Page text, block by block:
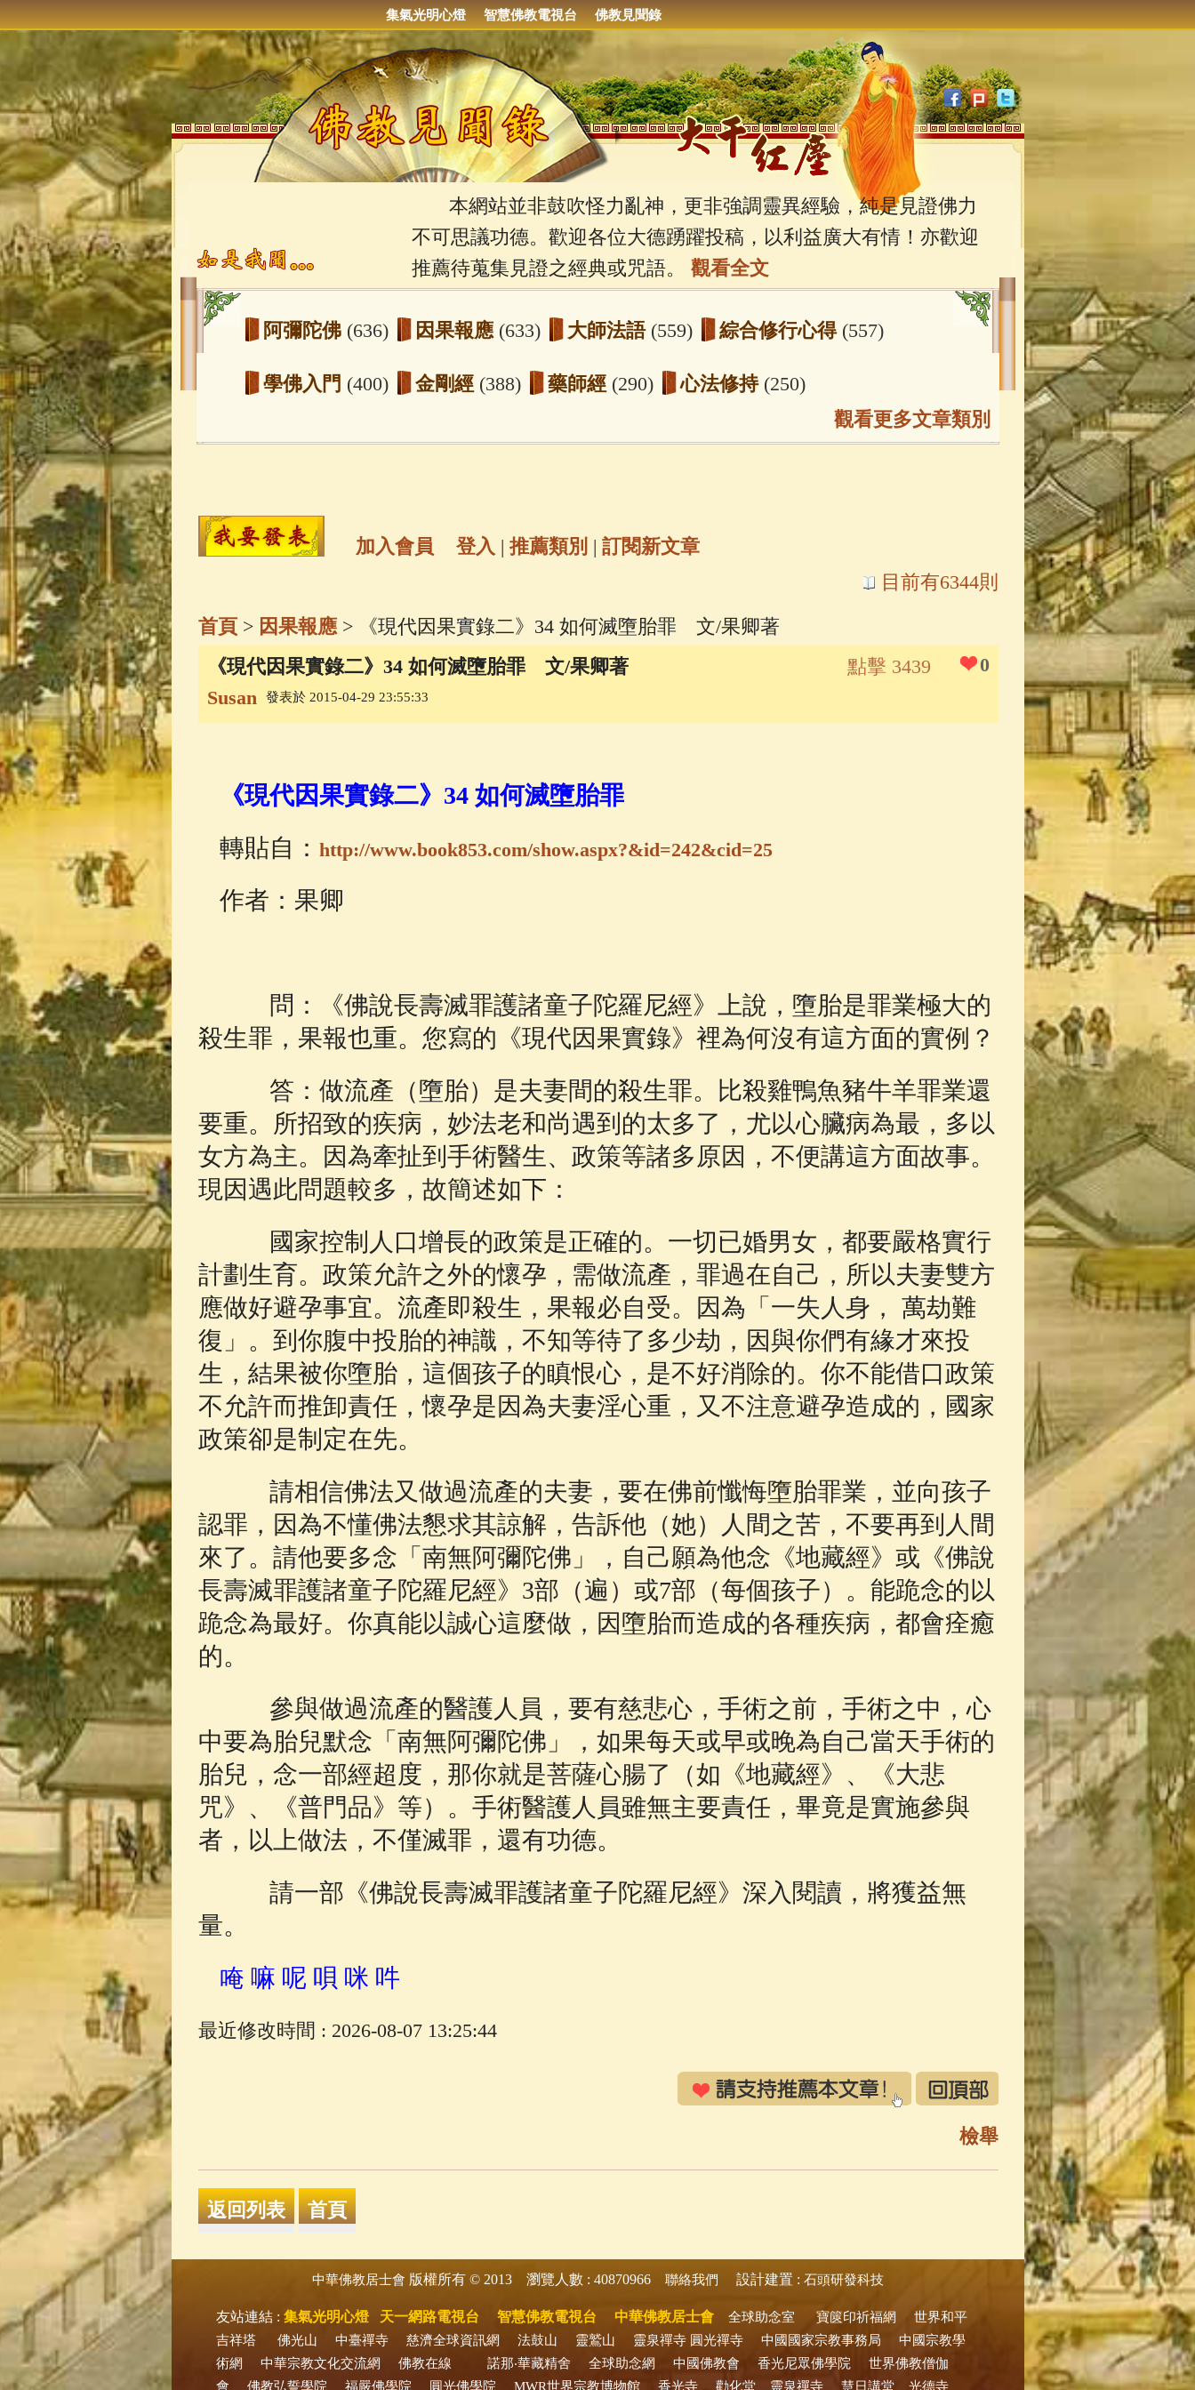
集氣光明心燈 智慧佛教電視台 佛教見聞錄
本網站並非鼓吹怪力亂神，更非強調靈異經驗，純是見證佛力
不可思議功德。歡迎各位大德踴躍投稿，以利益廣大有情！亦歡迎
推薦待蒐集見證之經典或咒語。 觀看全文
阿彌陀佛 (636) 因果報應 (633) 大師法語 (559) 綜合修行心得 (557)
學佛入門 (400) 金剛經 (388) 藥師經 (290) 心法修持 (250)
玉曆寶鈔(236) 地藏經(225) 臨終助念(190) 文殊菩薩(165)
高僧故事 (141) 放生護生 (133) 戒除邪淫(129)
一切如來心秘密全身舍利寶篋印陀羅尼經(81) 六字大明咒(81) 大悲咒(72)
釋迦牟尼佛傳(69)
佛典故事(37) 佛說療痔(腫瘤)病經(27)
觀看更多文章類別
加入會員 登入 | 推薦類別 | 訂閱新文章
目前有6344則
首頁> 因果報應> 《現代因果實錄二》34 如何滅墮胎罪 文/果卿著
《現代因果實錄二》34 如何滅墮胎罪 文/果卿著
0
點擊 3439
Susan
發表於 2015-04-29 23:55:33
《現代因果實錄二》34 如何滅墮胎罪
轉貼自： http://www.book853.com/show.aspx?&id=242&cid=25
作者：果卿
問：《佛說長壽滅罪護諸童子陀羅尼經》上說，墮胎是罪業極大的
殺生罪，果報也重。您寫的《現代因果實錄》裡為何沒有這方面的實例？
答：做流產（墮胎）是夫妻間的殺生罪。比殺雞鴨魚豬牛羊罪業還
要重。所招致的疾病，妙法老和尚遇到的太多了，尤以心臟病為最，多以
女方為主。因為牽扯到手術醫生、政策等諸多原因，不便講這方面故事。
現因遇此問題較多，故簡述如下：
國家控制人口增長的政策是正確的。一切已婚男女，都要嚴格實行
計劃生育。政策允許之外的懷孕，需做流產，罪過在自己，所以夫妻雙方
應做好避孕事宜。流產即殺生，果報必自受。因為「一失人身， 萬劫難
復」。到你腹中投胎的神識，不知等待了多少劫，因與你們有緣才來投
生，結果被你墮胎，這個孩子的瞋恨心，是不好消除的。你不能借口政策
不允許而推卸責任，懷孕是因為夫妻淫心重，又不注意避孕造成的，國家
政策卻是制定在先。
請相信佛法又做過流產的夫妻，要在佛前懺悔墮胎罪業，並向孩子
認罪，因為不懂佛法懇求其諒解，告訴他（她）人間之苦，不要再到人間
來了。請他要多念「南無阿彌陀佛」，自己願為他念《地藏經》或《佛說
長壽滅罪護諸童子陀羅尼經》3部（遍）或7部（每個孩子）。能跪念的以
跪念為最好。你真能以誠心這麼做，因墮胎而造成的各種疾病，都會痊癒
的。
參與做過流產的醫護人員，要有慈悲心，手術之前，手術之中，心
中要為胎兒默念「南無阿彌陀佛」，如果每天或早或晚為自己當天手術的
胎兒，念一部經超度，那你就是菩薩心腸了（如《地藏經》、《大悲
咒》、《普門品》等）。手術醫護人員雖無主要責任，畢竟是實施參與
者，以上做法，不僅滅罪，還有功德。
請一部《佛說長壽滅罪護諸童子陀羅尼經》深入閱讀，將獲益無
量。
唵 嘛 呢 唄 咪 吽
最近修改時間 : 2026-08-07 13:25:44
檢舉
中華佛教居士會 版權所有 © 2013 瀏覽人數 : 40870966 聯絡我們 設計建置 : 石頭研發科技
友站連結 : 集氣光明心燈 天一網路電視台 智慧佛教電視台 中華佛教居士會 全球助念室 寶篋印祈福網
世界和平
吉祥塔
佛光山 中臺禪寺 慈濟全球資訊網 法鼓山 靈鷲山 靈泉禪寺 圓光禪寺 中國國家宗教事務局
中國宗教學
術網
中華宗教文化交流網 佛教在線 諾那‧華藏精舍 全球助念網 中國佛教會 香光尼眾佛學院
世界佛教僧伽
會
佛教弘誓學院 福嚴佛學院 圓光佛學院 MWR世界宗教博物館 香光寺 勸化堂 靈泉禪寺 慧日講堂 光德寺